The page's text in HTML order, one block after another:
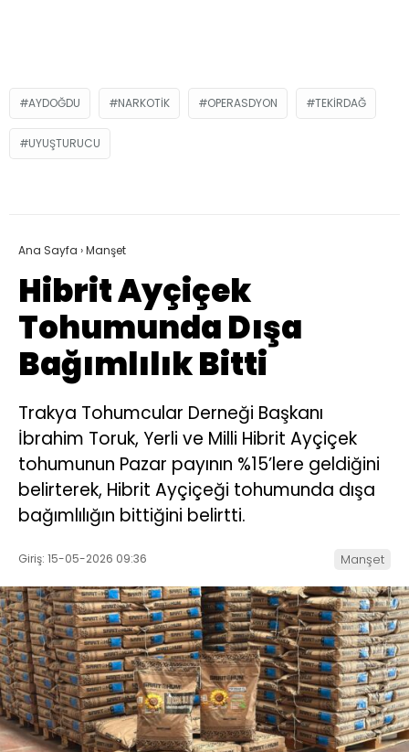
AYDOĞDU NARKOTIK OPERASDYON TEKIRDAĞ
UYUŞTURUCU
Ana Sayfa ›Manşet
Hibrit Ayçiçek
Tohumunda Dışa
Bağımlılık Bitti
Trakya Tohumcular Derneği Başkanı
İbrahim Toruk, Yerli ve Milli Hibrit Ayçiçek
tohumunun Pazar payının %15’lere geldiğini
belirterek, Hibrit Ayçiçeği tohumunda dışa
bağımlılığın bittiğini belirtti.
Giriş: 15-05-2026 09:36 Manşet